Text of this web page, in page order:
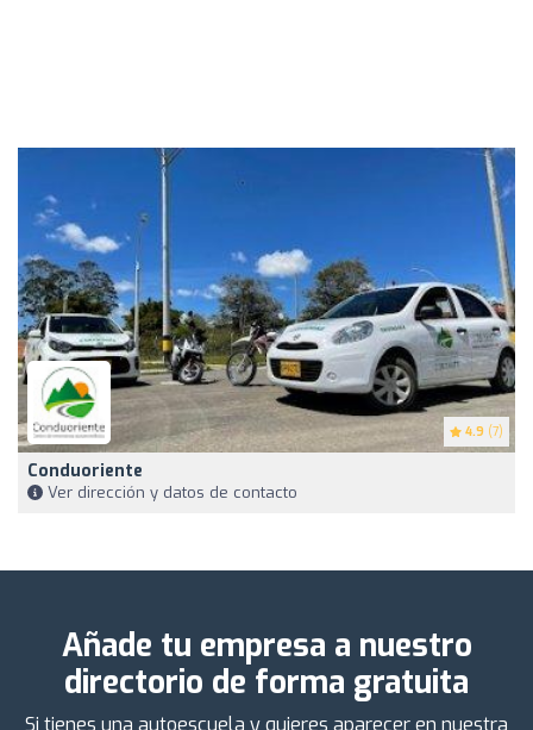
4.9 (7)
Conduoriente
Ver dirección y datos de contacto
Añade tu empresa a nuestro
directorio de forma gratuita